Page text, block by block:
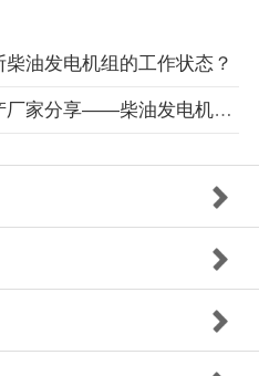
油发电机组的工作状态？
下一篇 : 云南发电机组生产厂家分享——柴油发电机组正确换机油流程